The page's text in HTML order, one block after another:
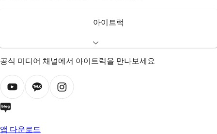
아이트럭
공식 미디어 채널에서 아이트럭을 만나보세요
앱 다운로드